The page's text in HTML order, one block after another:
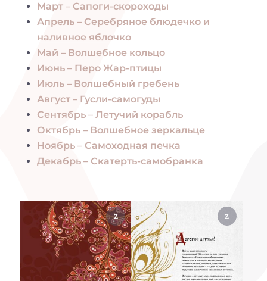
Март – Сапоги-скороходы
Апрель – Серебряное блюдечко и
наливное яблочко
Май – Волшебное кольцо
Июнь – Перо Жар-птицы
Июль – Волшебный гребень
Август – Гусли-самогуды
Сентябрь – Летучий корабль
Октябрь – Волшебное зеркальце
Ноябрь – Самоходная печка
Декабрь – Скатерть-самобранка